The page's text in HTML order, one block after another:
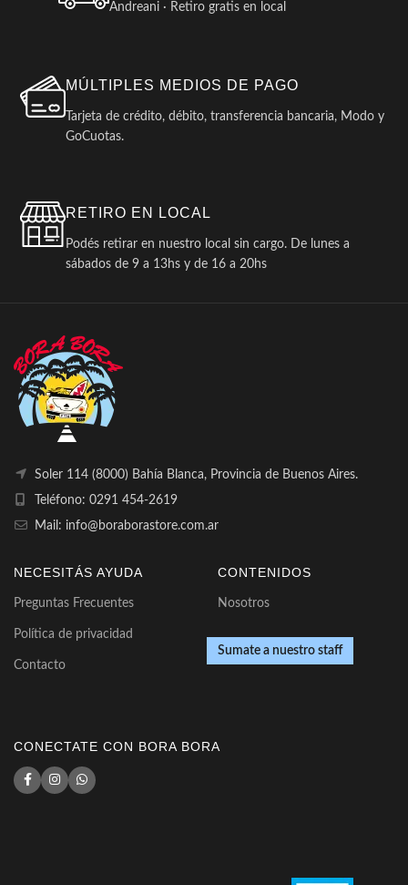
Andreani · Retiro gratis en local
MÚLTIPLES MEDIOS DE PAGO
Tarjeta de crédito, débito, transferencia bancaria, Modo y
GoCuotas.
RETIRO EN LOCAL
Podés retirar en nuestro local sin cargo. De lunes a
sábados de 9 a 13hs y de 16 a 20hs
Soler 114 (8000) Bahía Blanca, Provincia de Buenos Aires.
Teléfono: 0291 454-2619
Mail: info@boraborastore.com.ar
NECESITÁS AYUDA
Preguntas Frecuentes
Política de privacidad
Contacto
CONTENIDOS
Nosotros
Sumate a nuestro staff
CONECTATE CON BORA BORA